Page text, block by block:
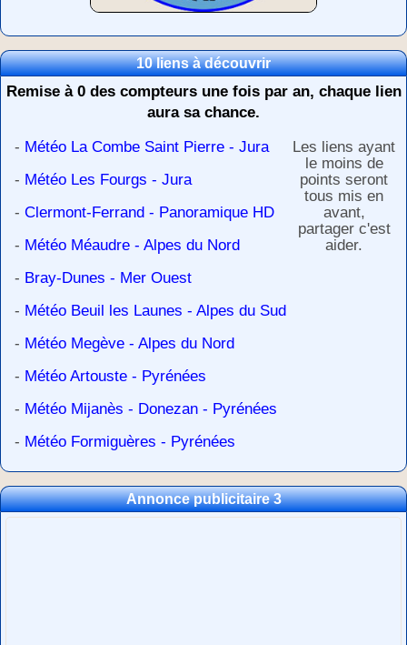
10 liens à découvrir
Remise à 0 des compteurs une fois par an, chaque lien
aura sa chance.
- Météo La Combe Saint Pierre - Jura
- Météo Les Fourgs - Jura
- Clermont-Ferrand - Panoramique HD
- Météo Méaudre - Alpes du Nord
- Bray-Dunes - Mer Ouest
- Météo Beuil les Launes - Alpes du Sud
- Météo Megève - Alpes du Nord
- Météo Artouste - Pyrénées
- Météo Mijanès - Donezan - Pyrénées
- Météo Formiguères - Pyrénées
Les liens ayant
le moins de
points seront
tous mis en
avant,
partager c'est
aider.
Annonce publicitaire 3